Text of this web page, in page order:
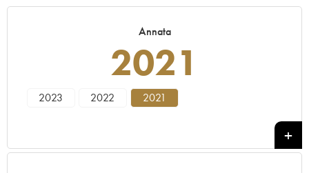
Annata
2021
2023 2022 2021